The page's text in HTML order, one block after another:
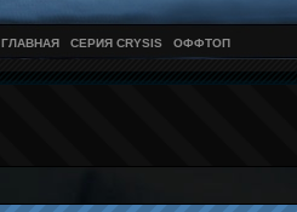
ГЛАВНАЯ СЕРИЯ CRYSIS ОФФТОП